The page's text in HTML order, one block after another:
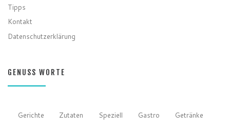
Tipps
Kontakt
Datenschutzerklärung
GENUSS WORTE
Gerichte Zutaten Speziell Gastro Getränke